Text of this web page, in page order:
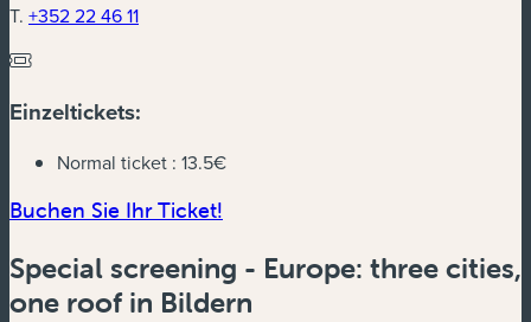
T. +352 22 46 11
Einzeltickets:
Normal ticket : 13.5€
Buchen Sie Ihr Ticket!
Special screening - Europe: three cities,
one roof in Bildern